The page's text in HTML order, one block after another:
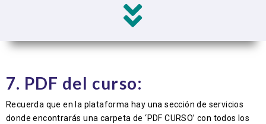
7. PDF del curso:
Recuerda que en la plataforma hay una sección de servicios
donde encontrarás una carpeta de ‘PDF CURSO’ con todos los